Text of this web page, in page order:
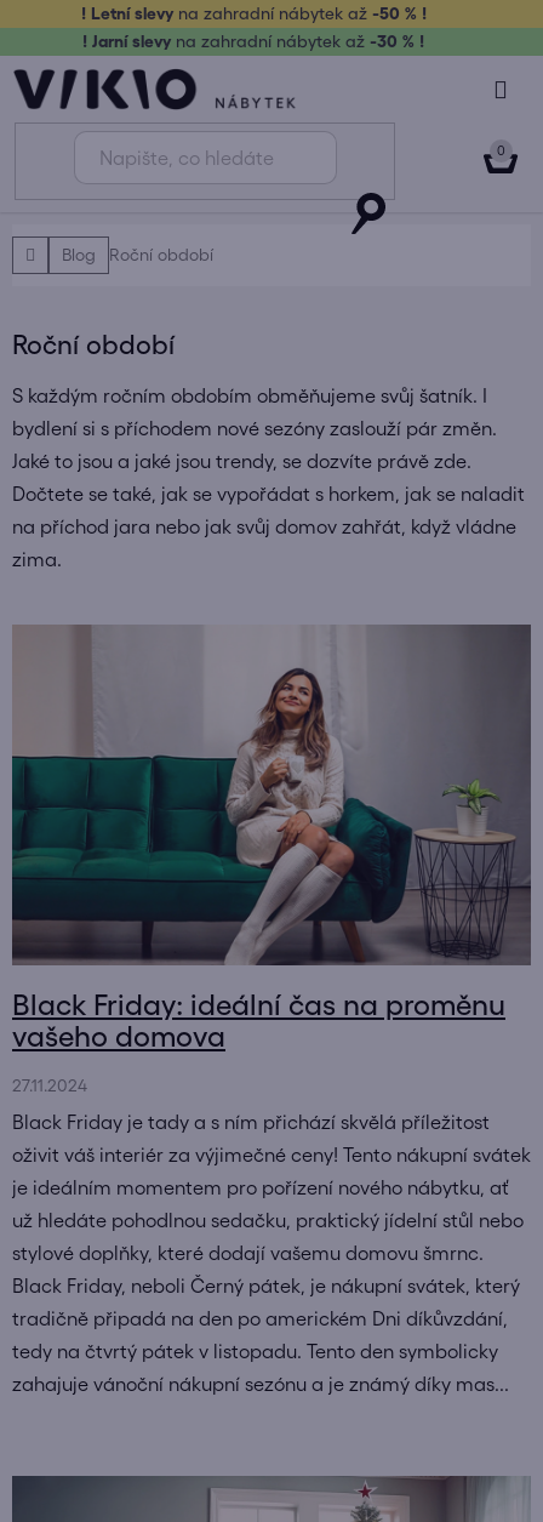
obsah
! Letní slevy na zahradní nábytek až-50 % !
! Jarní slevy na zahradní nábytek až -30 % !
DomůBlog Roční období
Roční období
S každým ročním obdobím obměňujeme svůj šatník. I
bydlení si s příchodem nové sezóny zaslouží pár změn.
Jaké to jsou a jaké jsou trendy, se dozvíte právě zde.
Dočtete se také, jak se vypořádat s horkem, jak se naladit
na příchod jara nebo jak svůj domov zahřát, když vládne
zima.
V
č
l
n
ů
Black Friday: ideální čas na proměnu
vašeho domova
27.11.2024
Black Friday je tady a s ním přichází skvělá příležitost
oživit váš interiér za výjimečné ceny! Tento nákupní svátek
je ideálním momentem pro pořízení nového nábytku, ať
už hledáte pohodlnou sedačku, praktický jídelní stůl nebo
stylové doplňky, které dodají vašemu domovu šmrnc.
Black Friday, neboli Černý pátek, je nákupní svátek, který
tradičně připadá na den po americkém Dni díkůvzdání,
tedy na čtvrtý pátek v listopadu. Tento den symbolicky
zahajuje vánoční nákupní sezónu a je známý díky mas...